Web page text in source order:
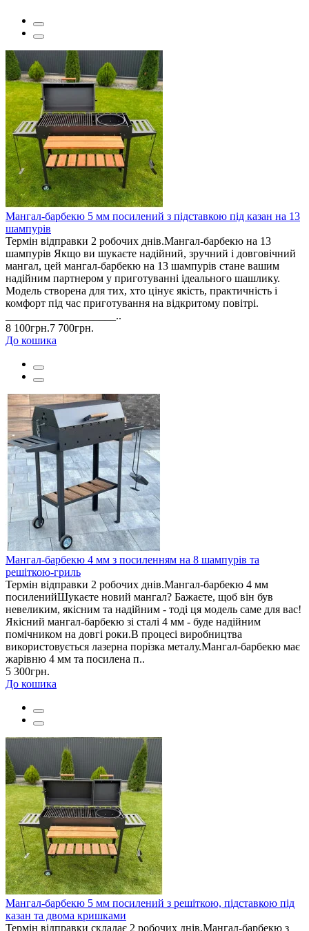
Мангал-барбекю 5 мм посилений з підставкою під казан на 13
шампурів
Термін відправки 2 робочих днів.Мангал-барбекю на 13
шампурів Якщо ви шукаєте надійний, зручний і довговічний
мангал, цей мангал-барбекю на 13 шампурів стане вашим
надійним партнером у приготуванні ідеального шашлику.
Модель створена для тих, хто цінує якість, практичність і
комфорт під час приготування на відкритому повітрі.
____________________..
8 100грн.7 700грн.
До кошика
Мангал-барбекю 4 мм з посиленням на 8 шампурів та
решіткою-гриль
Термін відправки 2 робочих днів.Мангал-барбекю 4 мм
посиленийШукаєте новий мангал? Бажаєте, щоб він був
невеликим, якісним та надійним - тоді ця модель саме для вас!
Якісний мангал-барбекю зі сталі 4 мм - буде надійним
помічником на довгі роки.В процесі виробництва
використовується лазерна порізка металу.Мангал-барбекю має
жарівню 4 мм та посилена п..
5 300грн.
До кошика
Мангал-барбекю 5 мм посилений з решіткою, підставкою під
казан та двома кришками
Термін відправки складає 2 робочих днів.Мангал-барбекю з